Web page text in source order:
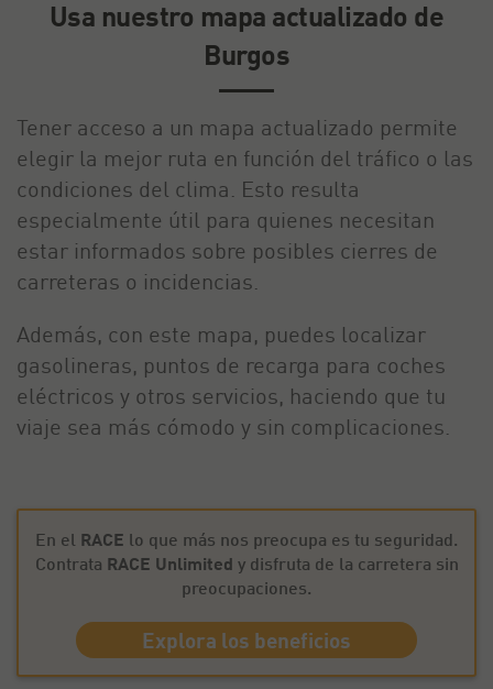
Usa nuestro mapa actualizado de
Burgos
Tener acceso a un mapa actualizado permite
elegir la mejor ruta en función del tráfico o las
condiciones del clima. Esto resulta
especialmente útil para quienes necesitan
estar informados sobre posibles cierres de
carreteras o incidencias.
Además, con este mapa, puedes localizar
gasolineras, puntos de recarga para coches
eléctricos y otros servicios, haciendo que tu
viaje sea más cómodo y sin complicaciones.
En el RACE lo que más nos preocupa es tu seguridad.
Contrata RACE Unlimited y disfruta de la carretera sin
preocupaciones.
Explora los beneficios